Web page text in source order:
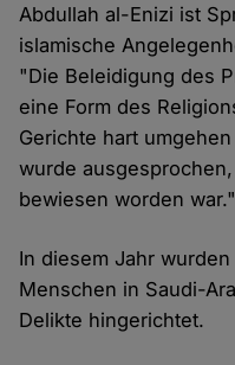
Abdullah al-Enizi ist
islamische
"Die Beleidigung des
eine Form des
Gerichte hart
wurde
bewiesen worden war."
In diesem Jahr
Menschen in Saudi-
Delikte hingerichtet.